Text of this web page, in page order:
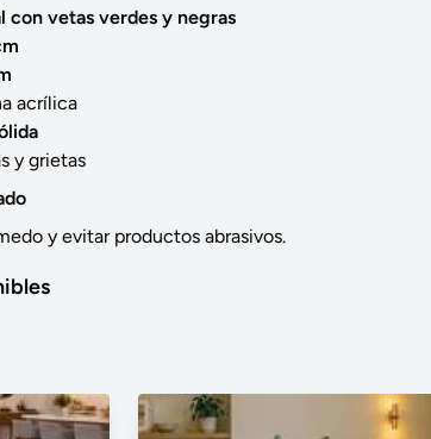
con vetas verdes y negras
acrílica
y grietas
y evitar productos abrasivos.